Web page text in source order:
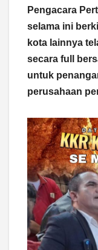
Pengacara
selama ini
kota lainnya
secara full
untuk
perusahaan